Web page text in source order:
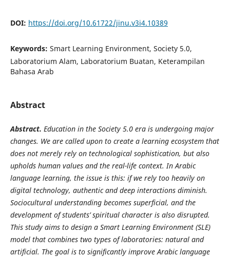
DOI: https://doi.org/10.61722/jinu.v3i4.10389
Keywords: Smart Learning Environment, Society 5.0,
Laboratorium Alam, Laboratorium Buatan, Keterampilan
Bahasa Arab
Abstract
Abstract. Education in the Society 5.0 era is undergoing major
changes. We are called upon to create a learning ecosystem that
does not merely rely on technological sophistication, but also
upholds human values and the real-life context. In Arabic
language learning, the issue is this: if we rely too heavily on
digital technology, authentic and deep interactions diminish.
Sociocultural understanding becomes superficial, and the
development of students’ spiritual character is also disrupted.
This study aims to design a Smart Learning Environment (SLE)
model that combines two types of laboratories: natural and
artificial. The goal is to significantly improve Arabic language